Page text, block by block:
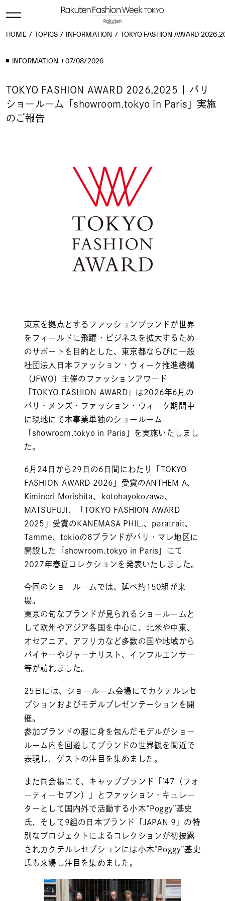
HOME TOPICS INFORMATION TOKYO FASHION AWARD
INFORMATION 07/08/2026
TOKYO FASHION AWARD 2026,2025 | パリ
ショールーム「showroom.tokyo in Paris」実施
のご報告
東京を拠点とするファッションブランドが世界
をフィールドに飛躍・ビジネスを拡大するため
のサポートを目的とした、東京都ならびに一般
社団法人日本ファッション・ウィーク推進機構
（JFWO）主催のファッションアワード
「TOKYO FASHION AWARD」は2026年6月の
パリ・メンズ・ファッション・ウィーク期間中
に現地にて本事業単独のショールーム
「showroom.tokyo in Paris」を実施いたしまし
た。
6月24日から29日の6日間にわたり「TOKYO
FASHION AWARD 2026」受賞のANTHEM A、
Kiminori Morishita、kotohayokozawa、
MATSUFUJI、「TOKYO FASHION AWARD
2025」受賞のKANEMASA PHIL.、paratrait、
Tamme、tokioの8ブランドがパリ・マレ地区に
開設した「showroom.tokyo in Paris」にて
2027年春夏コレクションを発表いたしました。
今回のショールームでは、延べ約150組が来
場。
東京の旬なブランドが見られるショールームと
して欧州やアジア各国を中心に、北米や中東、
オセアニア、アフリカなど多数の国や地域から
バイヤーやジャーナリスト、インフルエンサー
等が訪れました。
25日には、ショールーム会場にてカクテルレセ
プションおよびモデルプレゼンテーションを開
催。
参加ブランドの服に身を包んだモデルがショー
ルーム内を回遊してブランドの世界観を間近で
表現し、ゲストの注目を集めました。
また同会場にて、キャップブランド「’47（フォ
ーティーセブン）」とファッション・キュレー
ターとして国内外で活動する小木“Poggy”基史
氏、そして9組の日本ブランド「JAPAN 9」の特
別なプロジェクトによるコレクションが初披露
されカクテルレセプションには小木“Poggy”基史
氏も来場し注目を集めました。